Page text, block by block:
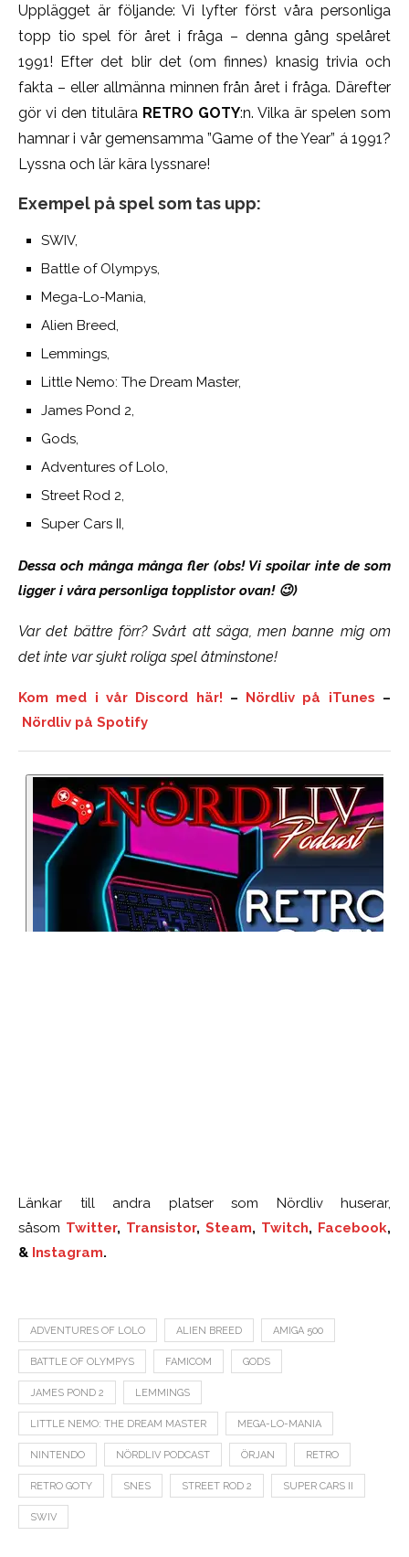
Upplägget är följande: Vi lyfter först våra personliga
topp tio spel för året i fråga – denna gång spelåret
1991! Efter det blir det (om finnes) knasig trivia och
fakta – eller allmänna minnen från året i fråga. Därefter
gör vi den titulära RETRO GOTY:n. Vilka är spelen som
hamnar i vår gemensamma ”Game of the Year” á 1991?
Lyssna och lär kära lyssnare!
Exempel på spel som tas upp:
SWIV,
Battle of Olympys,
Mega-Lo-Mania,
Alien Breed,
Lemmings,
Little Nemo: The Dream Master,
James Pond 2,
Gods,
Adventures of Lolo,
Street Rod 2,
Super Cars II,
Dessa och många många fler (obs! Vi spoilar inte de som
ligger i våra personliga topplistor ovan! 😉)
Var det bättre förr? Svårt att säga, men banne mig om
det inte var sjukt roliga spel åtminstone!
Kom med i vår Discord här! – Nördliv på iTunes –
Nördliv på Spotify
Länkar till andra platser som Nördliv huserar,
såsom Twitter, Transistor, Steam, Twitch, Facebook,
& Instagram.
ADVENTURES OF LOLO ALIEN BREED AMIGA 500
BATTLE OF OLYMPYS FAMICOM GODS
JAMES POND 2 LEMMINGS
LITTLE NEMO: THE DREAM MASTER MEGA-LO-MANIA
NINTENDO NÖRDLIV PODCAST ÖRJAN RETRO
RETRO GOTY SNES STREET ROD 2 SUPER CARS II
SWIV